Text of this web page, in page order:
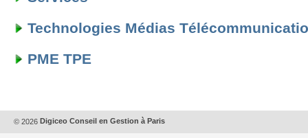
Technologies Médias
PME TPE
© 2026 Digiceo Conseil en Gestion à Paris